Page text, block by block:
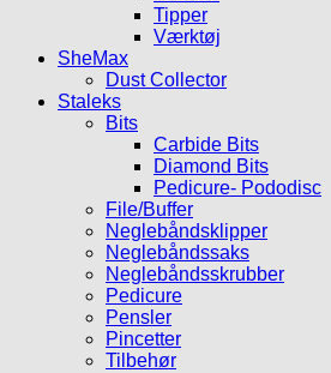
Tipper
Værktøj
SheMax
Dust Collector
Staleks
Bits
Carbide Bits
Diamond Bits
Pedicure- Pododisc
File/Buffer
Neglebåndsklipper
Neglebåndssaks
Neglebåndsskrubber
Pedicure
Pensler
Pincetter
Tilbehør